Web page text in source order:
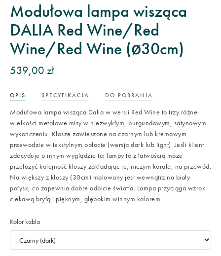
Modułowa lampa wisząca
DALIA Red Wine/Red
Wine/Red Wine (ø30cm)
539,00 zł
OPIS SPECYFIKACJA DO POBRANIA
Modułowa lampa wisząca Dalia w wersji Red Wine to trzy różnej
wielkości metalowe misy w niezwykłym, burgundowym, satynowym
wykończeniu. Klosze zawieszone na czarnym lub kremowym
przewodzie w tekstylnym oplocie (wersja dark lub light). Jeśli klient
zdecyduje o innym wyglądzie tej lampy to z łatwością może
przełożyć kolejność kloszy zakładając je, niczym korale, na przewód.
Największy z kloszy (30cm) malowany jest wewnątrz na biały
połysk, co zapewnia dobre odbicie światła. Lampa przyciąga wzrok
ciekawą bryłą i pięknym, głębokim winnym kolorem.
Kolor kabla